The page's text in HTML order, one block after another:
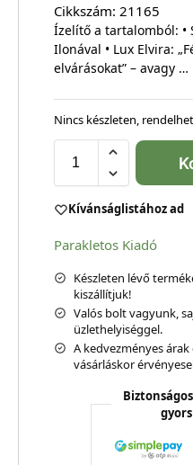
Cikkszám: 21165
Ízelítő a tartalomból: •
Ilonával • Lux Elvira:
elvárásokat” – avagy …
Nincs készleten,
Kívánságlistához ad
Parakletos Kiadó
Készleten lévő
kiszállítjuk!
Valós bolt vagyunk,
üzlethelyiséggel.
A kedvezményes
vásárláskor